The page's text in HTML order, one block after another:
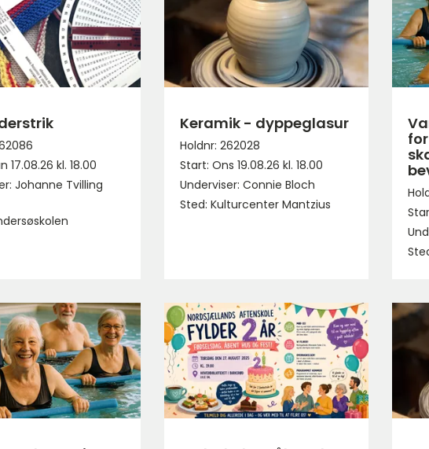
17.08.26 kl. 18.00
Johanne Tvilling
Keramik - dyppeglasur
Holdnr: 262028
Start: Ons 19.08.26 kl. 18.00
Underviser: Connie Bloch
Sted: Kulturcenter Mantzius